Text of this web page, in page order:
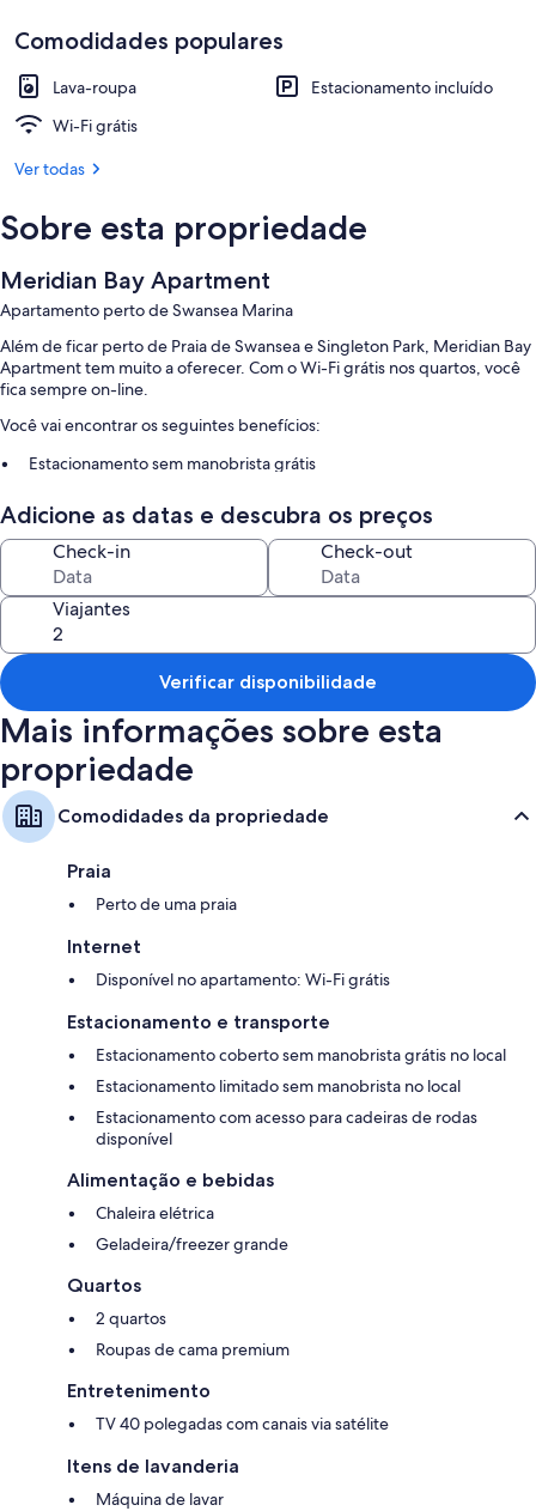
Apartamento superior, vista para o
Comodidades populares
Lava-roupa
Estacionamento incluído
Wi-Fi grátis
Ver todas
Sobre esta propriedade
Meridian Bay Apartment
Apartamento perto de Swansea Marina
Além de ficar perto de Praia de Swansea e Singleton Park, Meridian Bay
Apartment tem muito a oferecer. Com o Wi-Fi grátis nos quartos, você
fica sempre on-line.
Você vai encontrar os seguintes benefícios:
Estacionamento sem manobrista grátis
Características do quarto
Todos os quartos são individualmente mobiliados e têm luxos como
roupas de cama premium, além de comodidades como Wi-Fi grátis.
Outras comodidades incluem:
Geladeiras/freezers grandes, máquina de lavar e ferro/tábua de
TVs de 40 polegadas com canais via satélite
Chaleiras elétricas e aquecimento
Adicione as datas e descubra os preços
Check-in Check-out
Viajantes
Verificar disponibilidade
Mais informações sobre esta
propriedade
Comodidades da propriedade
Praia
Perto de uma praia
Internet
Disponível no apartamento: Wi-Fi grátis
Estacionamento e transporte
Estacionamento coberto sem manobrista grátis no local
Estacionamento limitado sem manobrista no local
Estacionamento com acesso para cadeiras de rodas
disponível
Alimentação e bebidas
Chaleira elétrica
Geladeira/freezer grande
Quartos
2 quartos
Roupas de cama premium
Entretenimento
TV 40 polegadas com canais via satélite
Itens de lavanderia
Máquina de lavar